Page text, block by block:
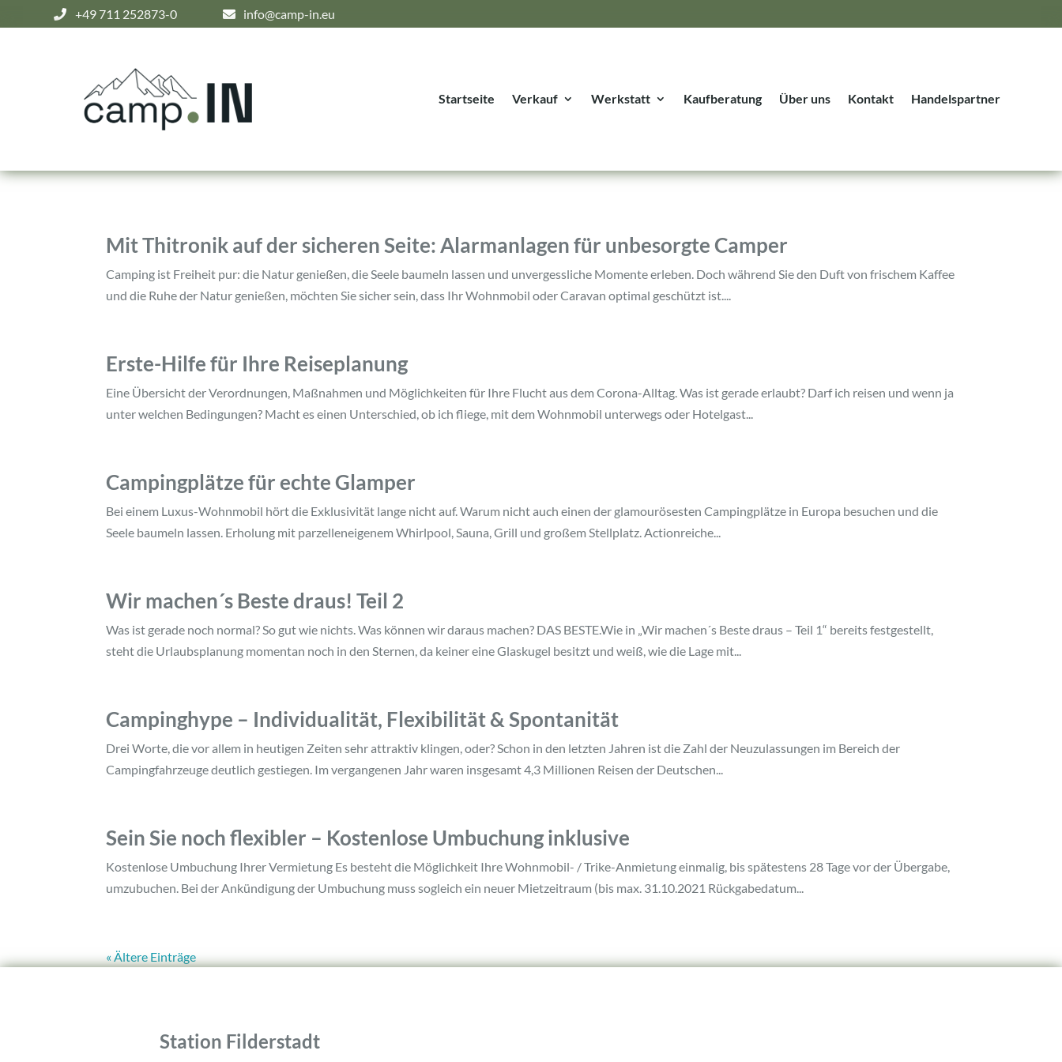
+49 711 252873-0 info@camp-in.eu
Startseite Verkauf Werkstatt Kaufberatung Über uns Kontakt Handelspartner
Mit Thitronik auf der sicheren Seite: Alarmanlagen für unbesorgte Camper
Camping ist Freiheit pur: die Natur genießen, die Seele baumeln lassen und unvergessliche Momente erleben. Doch während Sie den Duft von frischem Kaffee
und die Ruhe der Natur genießen, möchten Sie sicher sein, dass Ihr Wohnmobil oder Caravan optimal geschützt ist....
Erste-Hilfe für Ihre Reiseplanung
Eine Übersicht der Verordnungen, Maßnahmen und Möglichkeiten für Ihre Flucht aus dem Corona-Alltag. Was ist gerade erlaubt? Darf ich reisen und wenn ja
unter welchen Bedingungen? Macht es einen Unterschied, ob ich fliege, mit dem Wohnmobil unterwegs oder Hotelgast...
Campingplätze für echte Glamper
Bei einem Luxus-Wohnmobil hört die Exklusivität lange nicht auf. Warum nicht auch einen der glamourösesten Campingplätze in Europa besuchen und die
Seele baumeln lassen. Erholung mit parzelleneigenem Whirlpool, Sauna, Grill und großem Stellplatz. Actionreiche...
Wir machen´s Beste draus! Teil 2
Was ist gerade noch normal? So gut wie nichts. Was können wir daraus machen? DAS BESTE.Wie in „Wir machen´s Beste draus – Teil 1“ bereits festgestellt,
steht die Urlaubsplanung momentan noch in den Sternen, da keiner eine Glaskugel besitzt und weiß, wie die Lage mit...
Campinghype – Individualität, Flexibilität & Spontanität
Drei Worte, die vor allem in heutigen Zeiten sehr attraktiv klingen, oder? Schon in den letzten Jahren ist die Zahl der Neuzulassungen im Bereich der
Campingfahrzeuge deutlich gestiegen. Im vergangenen Jahr waren insgesamt 4,3 Millionen Reisen der Deutschen...
Sein Sie noch flexibler – Kostenlose Umbuchung inklusive
Kostenlose Umbuchung Ihrer Vermietung Es besteht die Möglichkeit Ihre Wohnmobil- / Trike-Anmietung einmalig, bis spätestens 28 Tage vor der Übergabe,
umzubuchen. Bei der Ankündigung der Umbuchung muss sogleich ein neuer Mietzeitraum (bis max. 31.10.2021 Rückgabedatum...
« Ältere Einträge
Station Filderstadt